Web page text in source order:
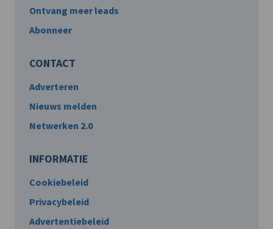
Ontvang meer leads
Abonneer
CONTACT
Adverteren
Nieuws melden
Netwerken 2.0
INFORMATIE
Cookiebeleid
Privacybeleid
Advertentiebeleid